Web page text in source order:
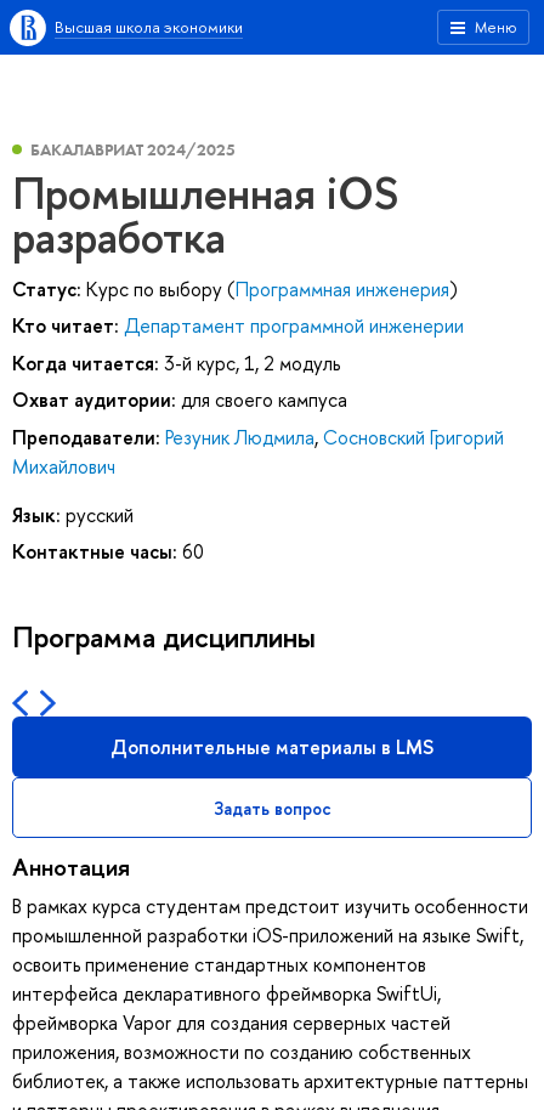
Меню
Высшая школа экономики
БАКАЛАВРИАТ 2024/2025
Промышленная iOS
разработка
Статус: Курс по выбору (Программная инженерия)
Кто читает: Департамент программной инженерии
Когда читается: 3-й курс, 1, 2 модуль
Охват аудитории: для своего кампуса
Преподаватели: Резуник Людмила,Сосновский Григорий
Михайлович
Язык: русский
Контактные часы: 60
Программа дисциплины
Дополнительные материалы в LMS
Задать вопрос
Аннотация
В рамках курса студентам предстоит изучить особенности
промышленной разработки iOS-приложений на языке Swift,
освоить применение стандартных компонентов
интерфейса декларативного фреймворка SwiftUi,
фреймворка Vapor для создания серверных частей
приложения, возможности по созданию собственных
библиотек, а также использовать архитектурные паттерны